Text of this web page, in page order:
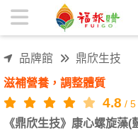
《鼎欣生技》康心螺旋藻(
品牌館 鼎欣生技
滋補營養，調整體質
4.8 / 5
《鼎欣生技》康心螺旋藻(